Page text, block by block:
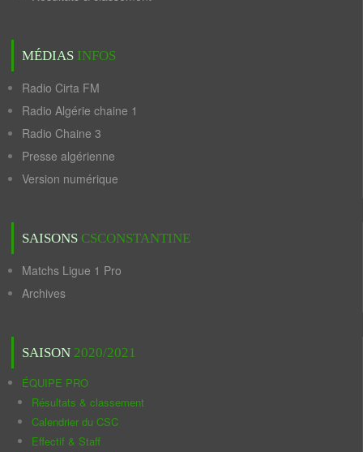
MÉDIAS INFOS
Radio Cirta FM
Radio Algérie chaine 1
Radio Chaine 3
Presse algérienne
Version numérique
SAISONS CSCONSTANTINE
Matchs Ligue 1 Pro
Archives
SAISON 2020/2021
ÉQUIPE PRO
Résultats & classement
Calendrier du CSC
Effectif & Staff